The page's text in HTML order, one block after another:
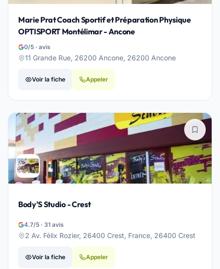
Marie Prat Coach Sportif et Préparation Physique
OPTISPORT Montélimar - Ancone
0/5 · avis
11 Grande Rue, 26200 Ancone, 26200 Ancone
Voir la fiche Appeler
Body'S Studio - Crest
4.7/5 · 31 avis
2 Av. Félix Rozier, 26400 Crest, France, 26400 Crest
Voir la fiche Appeler